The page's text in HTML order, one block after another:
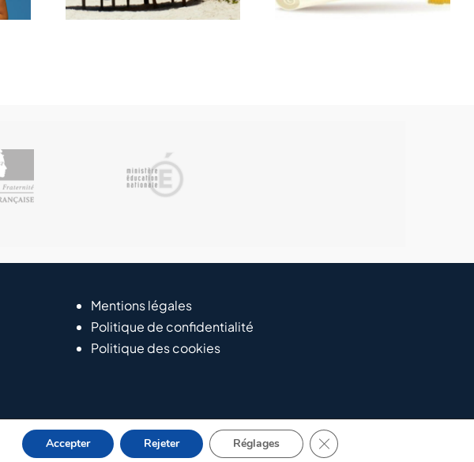
Mentions légales
Politique de confidentialité
Politique des cookies
Online y Posicionamiento Web
Accepter Rejeter Réglages Fermer la bannière des